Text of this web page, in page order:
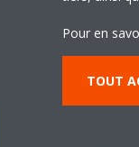
que le voyant
si l’unité prend
Pour en
TOUT